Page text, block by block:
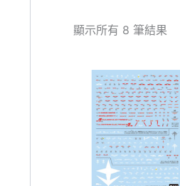
顯示所有 8 筆結果
目
排
序